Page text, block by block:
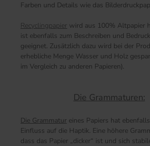
Farben und Details wie das
Recyclingpapier wird aus 100% Altpapier
ist ebenfalls zum Beschreiben und
geeignet. Zusätzlich dazu wird bei der
erhebliche Menge Wasser und Holz
im Vergleich zu anderen Papieren).
Die Grammaturen:
Die Grammatur eines Papiers hat
Einfluss auf die Haptik. Eine höhere
dass das Papier „dicker“ ist und sich